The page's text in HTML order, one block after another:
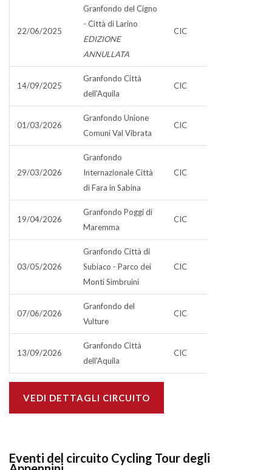
22/06/2025
Granfondo del Cigno
- Città di Larino
EDIZIONE
ANNULLATA
CIC
14/09/2025
Granfondo Città
dell'Aquila
CIC
01/03/2026
Granfondo Unione
Comuni Val Vibrata
CIC
29/03/2026
Granfondo
Internazionale Città
di Fara in Sabina
CIC
19/04/2026
Granfondo Poggi di
Maremma
CIC
03/05/2026
Granfondo Città di
Subiaco - Parco dei
Monti Simbruini
CIC
07/06/2026
Granfondo del
Vulture
CIC
13/09/2026
Granfondo Città
dell'Aquila
CIC
VEDI DETTAGLI CIRCUITO
Eventi del circuito Cycling Tour degli